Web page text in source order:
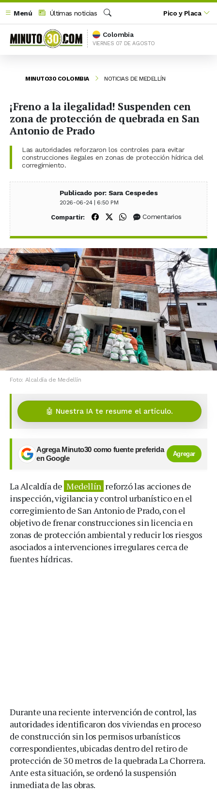
Menú
Últimas noticias
Buscar
Pico y Placa
Colombia
VIERNES 07 DE AGOSTO
MINUTO30 COLOMBIA NOTICIAS DE MEDELLÍN
¡Freno a la ilegalidad! Suspenden cen
zona de protección de quebrada en San
Antonio de Prado
Las autoridades reforzaron los controles para evitar
construcciones ilegales en zonas de protección hídrica del
corregimiento.
Publicado por: Sara Cespedes
2026-06-24 | 6:50 PM
Compartir: Compartir en Facebook
Compartir en X (Twitter)
Compartir en WhatsApp
Comentarios
Foto: Alcaldía de Medellín
🤖 Nuestra IA te resume el artículo.
Agrega Minuto30 como fuente preferida
en Google
Agregar
La Alcaldía de Medellín reforzó las acciones de
inspección, vigilancia y control urbanístico en el
corregimiento de San Antonio de Prado, con el
objetivo de frenar construcciones sin licencia en
zonas de protección ambiental y reducir los riesgos
asociados a intervenciones irregulares cerca de
fuentes hídricas.
Durante una reciente intervención de control, las
autoridades identificaron dos viviendas en proceso
de construcción sin los permisos urbanísticos
correspondientes, ubicadas dentro del retiro de
protección de 30 metros de la quebrada La Chorrera.
Ante esta situación, se ordenó la suspensión
inmediata de las obras.